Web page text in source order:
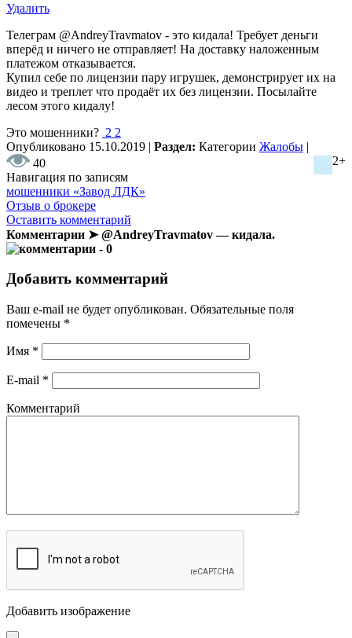
Удалить
Телеграм @AndreyTravmatov - это кидала! Требует деньги
вперёд и ничего не отправляет! На доставку наложенным
платежом отказывается.
Купил себе по лицензии пару игрушек, демонстрирует их на
видео и треплет что продаёт их без лицензии. Посылайте
лесом этого кидалу!
Это мошенники? 2 2
Опубликовано 15.10.2019 | Раздел: Категории Жалобы |
40
2+
Навигация по записям
мошенники «Завод ЛДК»
Отзыв о брокере
Оставить комментарий
Комментарии ➤ @AndreyTravmatov — кидала.
- 0
Добавить комментарий
Ваш e-mail не будет опубликован. Обязательные поля
помечены *
Имя *
E-mail *
Комментарий
Добавить изображение